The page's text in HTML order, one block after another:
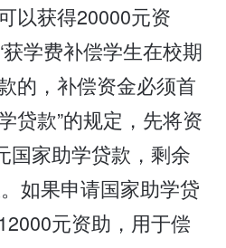
以获得20000元资
学费补偿学生在校期
的，补偿资金必须首
贷款”的规定，先将资
国家助学贷款，剩余
如果申请国家助学贷
元资助，用于偿